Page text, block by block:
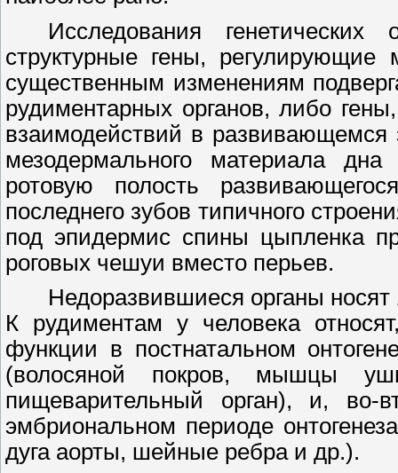
Исследования
структурные гены,
существенным изменениям
рудиментарных органов, либо
взаимодействий в развивающемся
мезодермального материала
ротовую полость
последнего зубов типичного
под эпидермис спины цыпленка
роговых чешуи вместо перьев.
Недоразвившиеся органы носят
К рудиментам у человека
функции в постнатальном
(волосяной покров, мышцы
пищеварительный орган), и, во-
эмбриональном периоде
дуга аорты, шейные ребра и др.).